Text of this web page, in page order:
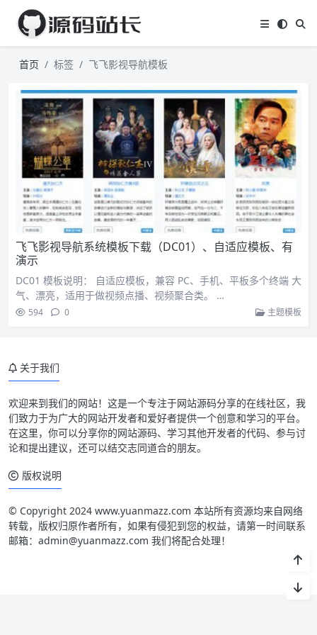
首页 标签 飞飞影视导航模板
飞飞影视导航系统模板下载（DC01）、自适应模板、有
演示
DC01 模板说明： 自适应模板，兼容 PC、手机、平板多个终端 大
气、漂亮，适用于做视频点播、视频聚合类。 …
594 0 主题模板
关于我们
欢迎来到我们的网站！这是一个专注于网站源码分享的在线社区，我
们致力于为广大的网站开发者和爱好者提供一个创意和学习的平台。
在这里，你可以分享你的网站源码、学习其他开发者的代码、参与讨
论和提出建议，还可以结交志同道合的朋友。
版权说明
© Copyright 2024 www.yuanmazz.com 本站所有资源均来自网络
转载，版权归原作者所有，如果有侵犯到您的权益，请第一时间联系
邮箱：admin@yuanmazz.com 我们将配合处理！